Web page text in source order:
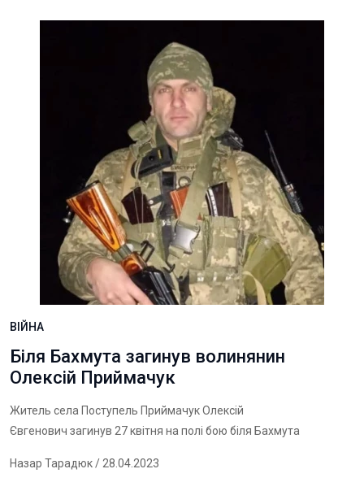
ВІЙНА
Біля Бахмута загинув волинянин
Олексій Приймачук
Житель села Поступель Приймачук Олексій
Євгенович загинув 27 квітня на полі бою біля Бахмута
Назар Тарадюк/ 28.04.2023